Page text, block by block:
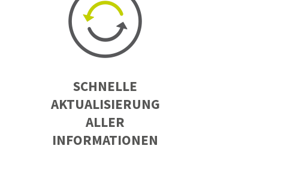
SCHNELLE
AKTUALISIERUNG
ALLER
INFORMATIONEN